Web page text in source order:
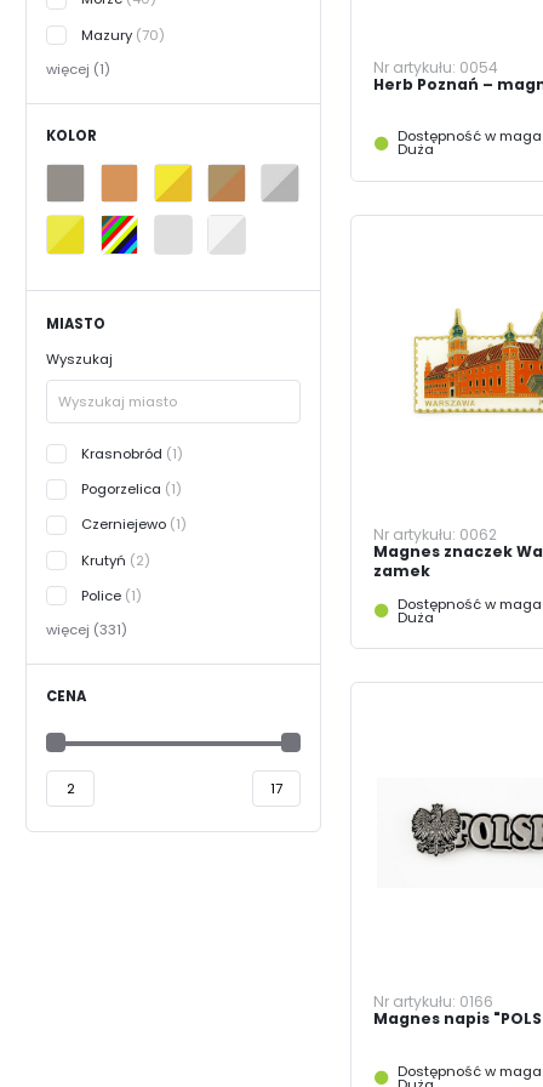
Mazury (70)
więcej (1)
KOLOR
MIASTO
Wyszukaj
Krasnobród (1)
Pogorzelica (1)
Czerniejewo (1)
Krutyń (2)
Police (1)
więcej (331)
CENA
Nr artykułu: 0054
Herb Poznań –
Dostępność w
Duża
Nr artykułu: 0062
Magnes znaczek
zamek
Dostępność w
Duża
Nr artykułu: 0166
Magnes napis
Dostępność w